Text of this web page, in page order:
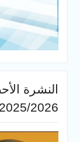
النشرة
2025/2026